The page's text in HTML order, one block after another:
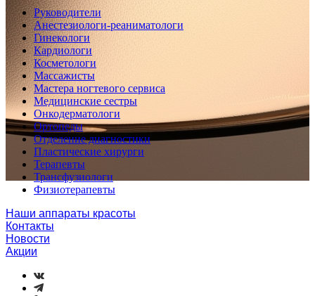
Руководители
Анестезиологи-реаниматологи
Гинекологи
Кардиологи
Косметологи
Массажисты
Мастера ногтевого сервиса
Медицинские сестры
Онкодерматологи
Ортопеды
Отделение диагностики
Пластические хирурги
Терапевты
Трансфузиологи
Физиотерапевты
Наши аппараты красоты
Контакты
Новости
Акции